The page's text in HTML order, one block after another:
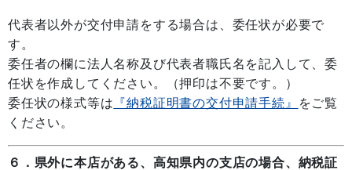
代表者以外が交付申請をする場合は、委任状が必要で
す。
委任者の欄に法人名称及び代表者職氏名を記入して、委
任状を作成してください。（押印は不要です。）
委任状の様式等は 『納税証明書の交付申請手続』
をご覧
ください。
６．県外に本店がある、高知県内の支店の場合、納税証